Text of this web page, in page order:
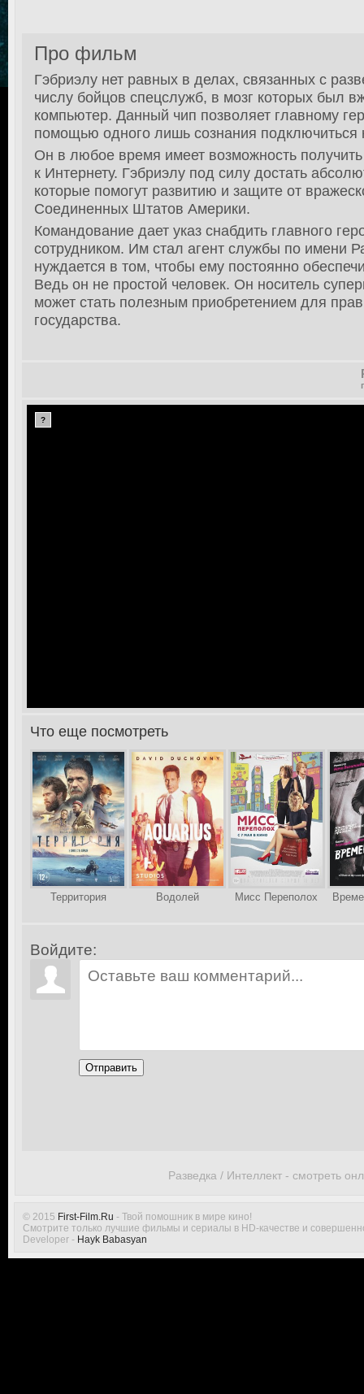
Разведка / Интеллект - смотреть
Про фильм
Гэбриэлу нет равных в делах, связанных с
числу бойцов спецслужб, в мозг которых был
компьютер. Данный чип позволяет главному
помощью одного лишь сознания подключиться
Он в любое время имеет возможность
к Интернету. Гэбриэлу под силу достать
которые помогут развитию и защите от
Соединенных Штатов Америки.
Командование дает указ снабдить главного
сотрудником. Им стал агент службы по имени
нуждается в том, чтобы ему постоянно
Ведь он не простой человек. Он носитель
может стать полезным приобретением для
государства.
?
>Что еще посмотреть
Территория Водолей Мисс Переполох
Войдите:
Отправить
© 2015 First-Film.Ru - Твой помошник в мире кино!
Смотрите только лучшие фильмы и сериалы в HD-качестве и
Developer - Hayk Babasyan